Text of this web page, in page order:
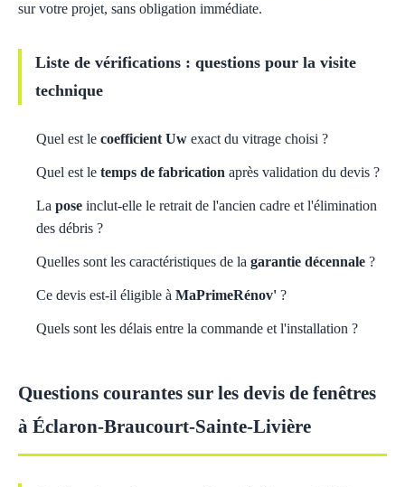
sur votre projet, sans obligation immédiate.
Liste de vérifications : questions pour la visite
technique
Quel est le coefficient Uw exact du vitrage choisi ?
Quel est le temps de fabrication après validation du devis ?
La pose inclut-elle le retrait de l'ancien cadre et l'élimination
des débris ?
Quelles sont les caractéristiques de la garantie décennale ?
Ce devis est-il éligible à MaPrimeRénov' ?
Quels sont les délais entre la commande et l'installation ?
Questions courantes sur les devis de fenêtres
à Éclaron-Braucourt-Sainte-Livière